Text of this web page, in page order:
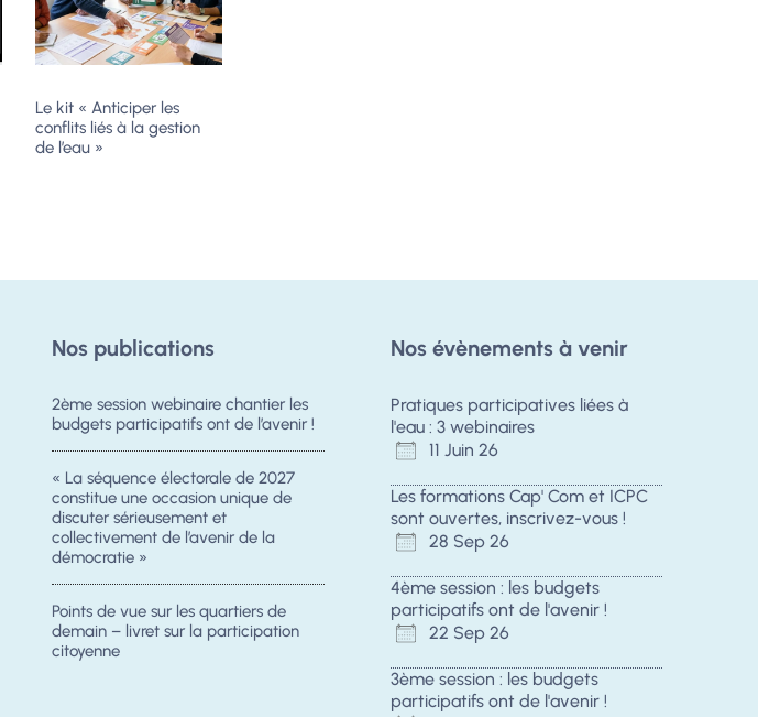
Le kit « Anticiper les
conflits liés à la gestion
de l’eau »
Nos publications
2ème session webinaire chantier les
budgets participatifs ont de l’avenir !
« La séquence électorale de 2027
constitue une occasion unique de
discuter sérieusement et
collectivement de l’avenir de la
démocratie »
Points de vue sur les quartiers de
demain – livret sur la participation
citoyenne
Nos évènements à venir
Pratiques participatives liées à
l'eau : 3 webinaires
11 Juin 26
Les formations Cap' Com et ICPC
sont ouvertes, inscrivez-vous !
28 Sep 26
4ème session : les budgets
participatifs ont de l'avenir !
22 Sep 26
3ème session : les budgets
participatifs ont de l'avenir !